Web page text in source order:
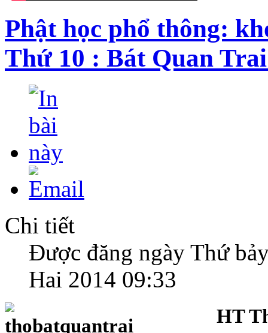
Phật học phổ thông:
Thứ 10 : Bát Quan
Chi tiết
Được đăng ngày Thứ
Hai 2014 09:33
HT